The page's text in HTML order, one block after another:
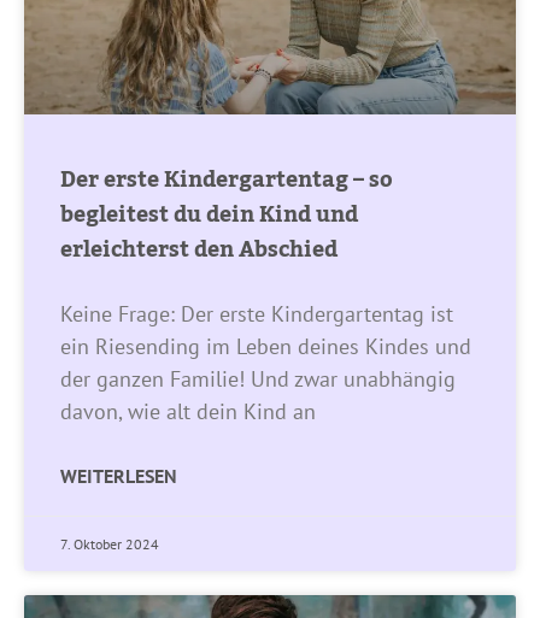
Der erste Kindergartentag – so
begleitest du dein Kind und
erleichterst den Abschied
Keine Frage: Der erste Kindergartentag ist
ein Riesending im Leben deines Kindes und
der ganzen Familie! Und zwar unabhängig
davon, wie alt dein Kind an
WEITERLESEN
7. Oktober 2024